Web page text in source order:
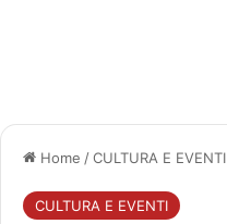
Home /CULTURA E EVENTI
CULTURA E EVENTI